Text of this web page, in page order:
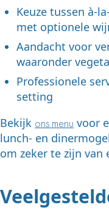
Keuze tussen à-
met optionele
Aandacht voor
waaronder
Professionele
setting
Bekijk ons menu voor
lunch- en
om zeker te zijn van